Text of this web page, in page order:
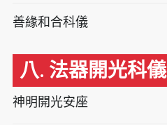
善緣和合科儀
八. 法器開光科儀
神明開光安座